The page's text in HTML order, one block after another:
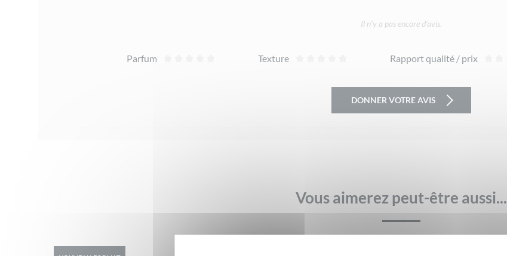
Il n’y a pas encore d’avis.
Parfum Texture Rapport qualité / prix
DONNER VOTRE AVIS
Vous aimerez peut-être aussi...